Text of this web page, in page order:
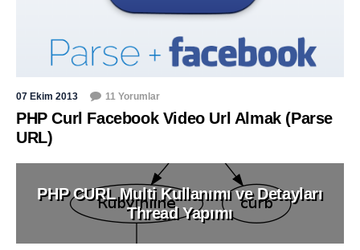
07 Ekim 2013 11 Yorumlar
PHP Curl Facebook Video Url Almak (Parse
URL)
PHP CURL Multi Kullanımı ve Detayları
Thread Yapımı